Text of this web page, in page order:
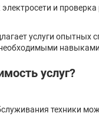
и
услуги опытных
услуг?
техники